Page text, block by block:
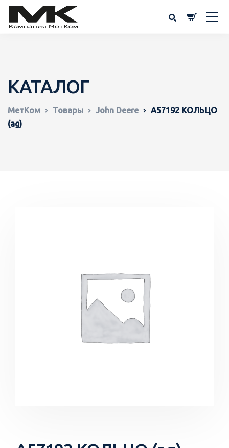
КАТАЛОГ
МетКом Товары John Deere
A57192 КОЛЬЦО
(ag)